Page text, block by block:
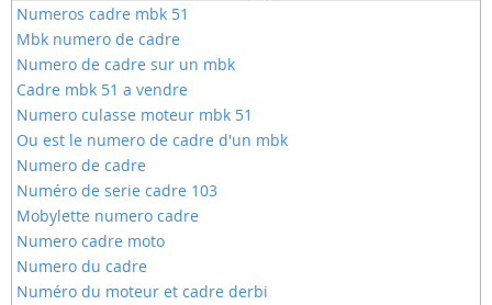
Numeros cadre mbk 51
Mbk numero de cadre
Numero de cadre sur un mbk
Cadre mbk 51 a vendre
Numero culasse moteur mbk 51
Ou est le numero de cadre d'un mbk
Numero de cadre
Numéro de serie cadre 103
Mobylette numero cadre
Numero cadre moto
Numero du cadre
Numéro du moteur et cadre derbi